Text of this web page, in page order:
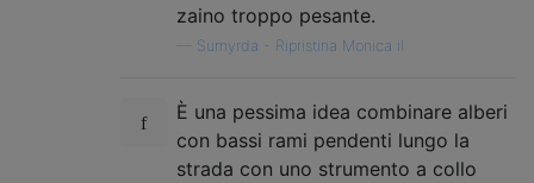
zaino troppo pesante.
Sumyrda - Ripristina Monica il
È una pessima idea combinare alberi
con bassi rami pendenti lungo la
strada con uno strumento a collo